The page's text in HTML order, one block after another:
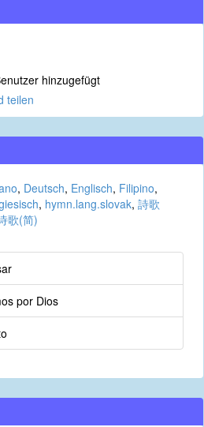
hinzugefügt
teilen
, Deutsch, Englisch, Filipino,
, hymn.lang.slovak, 詩歌
歌(简)
por Dios